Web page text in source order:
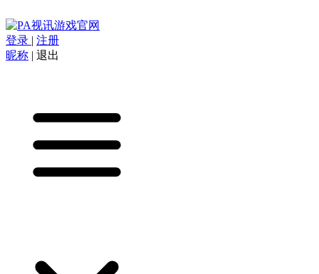
登录 | 注册
昵称 | 退出